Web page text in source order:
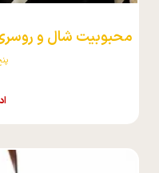
محبوبیت شال و